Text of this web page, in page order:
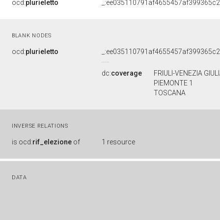
ocd:plurieletto
BLANK NODES
ocd:plurieletto
dc:coverage
FRIULI-VENEZIA
PIEMONTE 1
TOSCANA
INVERSE RELATIONS
is ocd:rif_elezione of 1 resource
DATA